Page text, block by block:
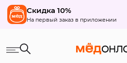
Скидка 10%
На первый заказ в приложении